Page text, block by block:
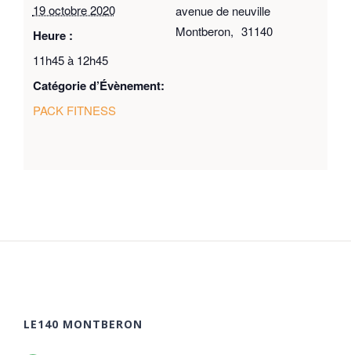
19 octobre 2020
Heure :
11h45 à 12h45
Catégorie d’Évènement:
PACK FITNESS
avenue de neuville
Montberon, 31140
LE140 MONTBERON